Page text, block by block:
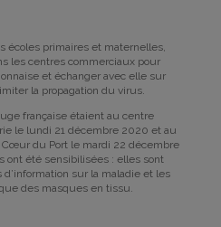
écoles primaires et maternelles,
les centres commerciaux pour
et échanger avec elle sur
la propagation du virus.
française étaient au centre
le lundi 21 décembre 2020 et au
Cœur du Port le mardi 22 décembre
ont été sensibilisées : elles sont
sur la maladie et les
des masques en tissu.